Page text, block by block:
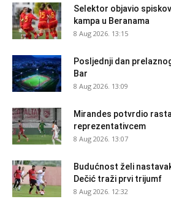
Selektor objavio
kampa u Beranama
8 Aug 2026. 13:15
Posljednji dan
Bar
8 Aug 2026. 13:09
Mirandes potvrdio
reprezentativcem
8 Aug 2026. 13:07
Budućnost želi
Dečić traži prvi trijumf
8 Aug 2026. 12:32